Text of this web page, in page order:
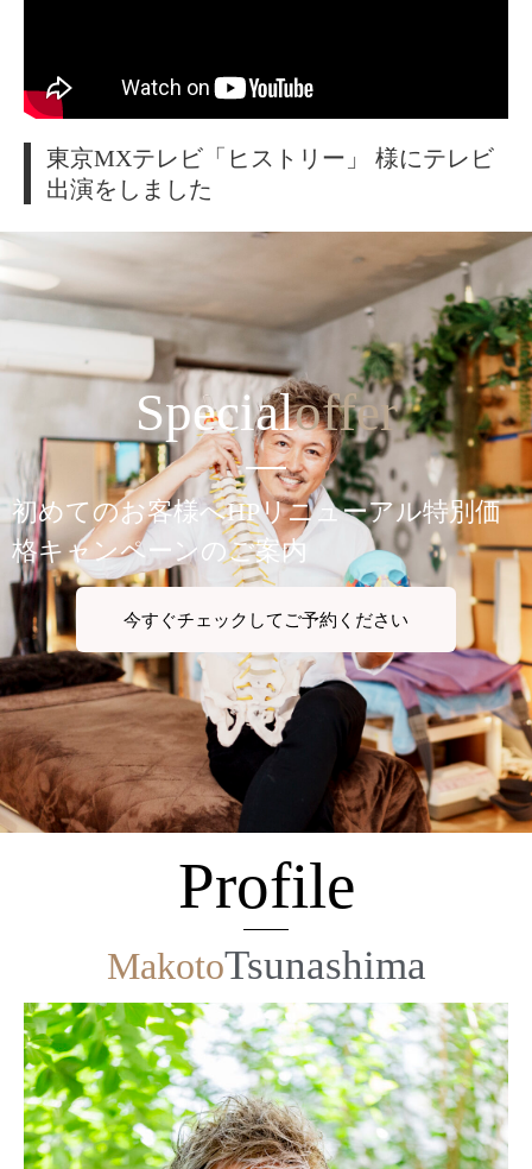
東京MXテレビ「ヒストリー」 様にテレビ
出演をしました
Specialoffer
初めてのお客様へHPリニューアル特別価
格キャンペーンのご案内
今すぐチェックしてご予約ください
Profile
MakotoTsunashima